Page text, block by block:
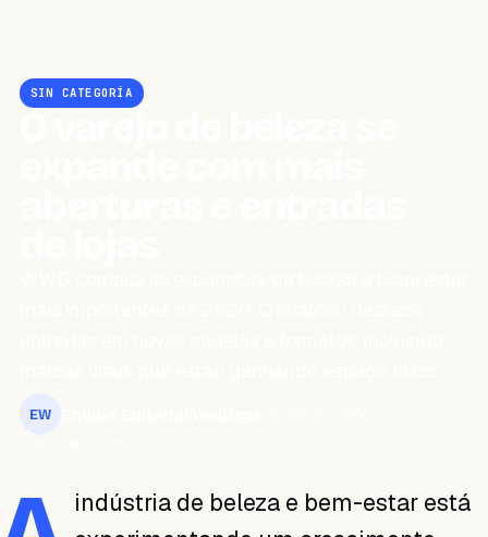
SIN CATEGORÍA
EW
indústria de beleza e bem-estar está